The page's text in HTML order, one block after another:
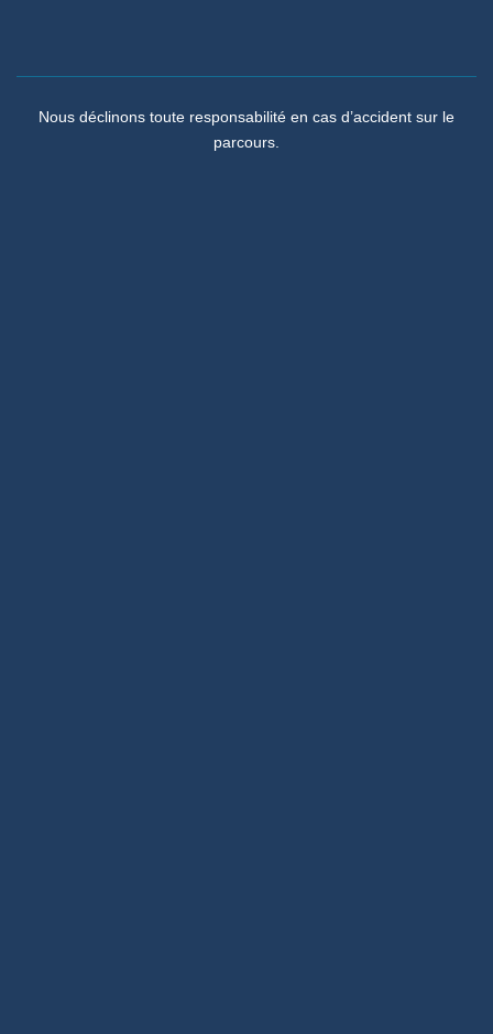
Nous déclinons toute responsabilité en cas d’accident sur le
parcours.